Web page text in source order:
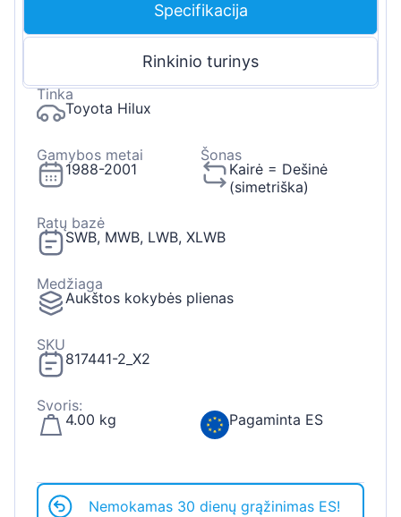
Specifikacija
Rinkinio turinys
Tinka
Toyota Hilux
Gamybos metai
1988-2001
Šonas
Kairė = Dešinė
(simetriška)
Ratų bazė
SWB, MWB, LWB, XLWB
Medžiaga
Aukštos kokybės plienas
SKU
817441-2_X2
Svoris:
4.00 kg
Pagaminta ES
Nemokamas 30 dienų grąžinimas ES!